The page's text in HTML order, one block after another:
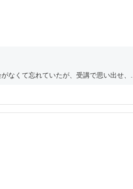
なくて忘れていたが、受講で思い出せ、...